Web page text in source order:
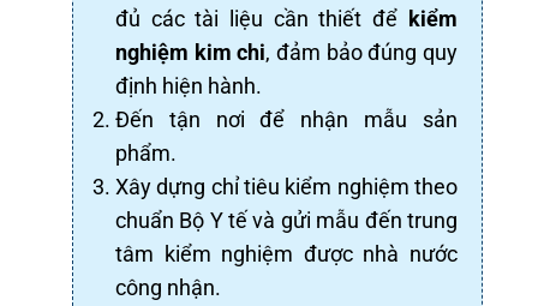
đủ các tài liệu cần thiết để kiểm
nghiệm kim chi, đảm bảo đúng quy
định hiện hành.
Đến tận nơi để nhận mẫu sản
phẩm.
Xây dựng chỉ tiêu kiểm nghiệm theo
chuẩn Bộ Y tế và gửi mẫu đến trung
tâm kiểm nghiệm được nhà nước
công nhận.